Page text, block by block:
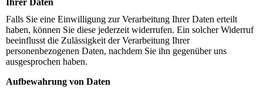
Ihrer Daten
Falls Sie eine Einwilligung zur Verarbeitung Ihrer Daten erteilt
haben, können Sie diese jederzeit widerrufen. Ein solcher Widerruf
beeinflusst die Zulässigkeit der Verarbeitung Ihrer
personenbezogenen Daten, nachdem Sie ihn gegenüber uns
ausgesprochen haben.
Aufbewahrung von Daten